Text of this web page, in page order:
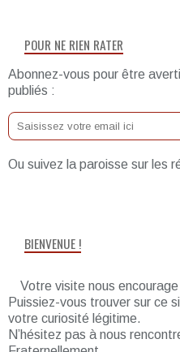
POUR NE RIEN RATER
Abonnez-vous pour être
publiés :
Ou suivez la paroisse sur les
BIENVENUE !
Votre visite nous
Puissiez-vous trouver sur ce
votre curiosité légitime.
N’hésitez pas à nous